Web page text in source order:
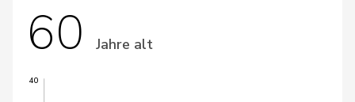
60 Jahre alt
40